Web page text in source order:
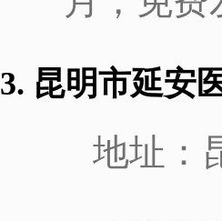
3. 昆明市延安
地址：